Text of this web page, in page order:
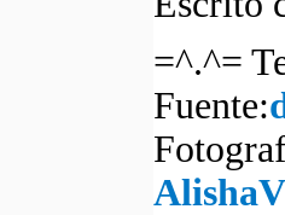
=^.^=
Fuente:
AlishaV